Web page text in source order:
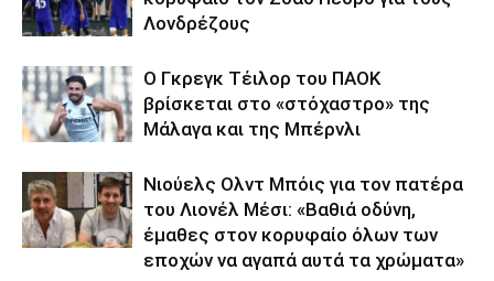
Λονδρέζους
Ο Γκρεγκ Τέιλορ του ΠΑΟΚ
βρίσκεται στο «στόχαστρο» της
Μάλαγα και της Μπέρνλι
Νιούελς Ολντ Μπόις για τον πατέρα
του Λιονέλ Μέσι: «Βαθιά οδύνη,
έμαθες στον κορυφαίο όλων των
εποχών να αγαπά αυτά τα χρώματα»